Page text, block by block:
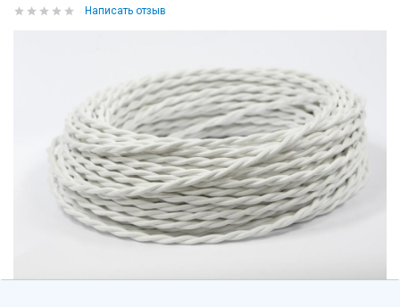
Написать отзыв